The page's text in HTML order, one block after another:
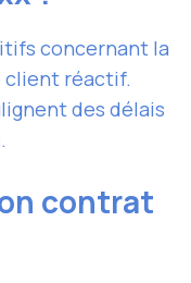
concernant la
client réactif.
des délais
contrat